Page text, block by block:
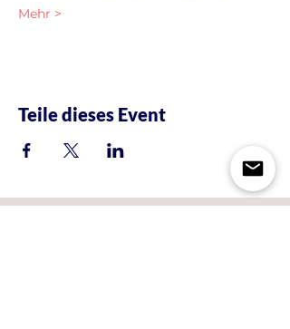
Mehr >
Teile dieses Event